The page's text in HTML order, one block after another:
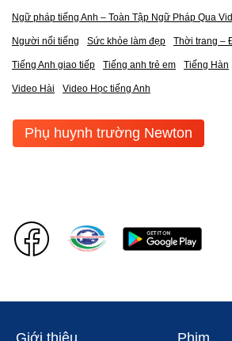
Ngữ pháp tiếng Anh – Toàn Tập Ngữ Pháp Qua
Người nổi tiếng Sức khỏe làm đẹp Thời trang –
Tiếng Anh giao tiếp Tiếng anh trẻ em Tiếng Hàn
Video Hài Video Học tiếng Anh
Phụ huynh trường Newton
Giới thiệu Phim